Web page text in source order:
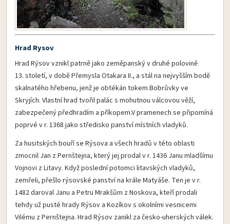
Hrad Rysov
Hrad Rýsov vznikl patrně jako zeměpanský v druhé polovině
13. století, v době Přemysla Otakara II., a stál na nejvyšším bodě
skalnatého hřebenu, jenž je obtékán tokem Bobrůvky ve
Skryjích. Vlastní hrad tvořil palác s mohutnou válcovou věží,
zabezpečený předhradím a příkopem.V pra­menech se připomíná
poprvé v r. 1368 jako středisko panství místních vladyků.
Za husitských bouří se Rýsova a všech hradů v této oblasti
zmocnil Jan z Pernštejna, který jej prodal v r. 1436 Janu mladšímu
Vojnovi z Litavy. Když poslední potomci litavských vladyků,
zemřeli, přešlo rýsovské panství na krále Matyáše. Ten je v r.
1482 daroval Janu a Petru Mrakšům z Noskova, kteří prodali
tehdy už pusté hrady Rýsov a Kozíkov s okolními vesnicemi
Vilému z Pernštejna. Hrad Rýsov zanikl za česko-uherských válek.